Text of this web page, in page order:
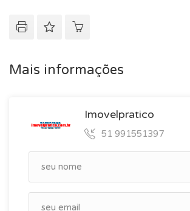
Mais informações
Imovelpratico
51 991551397